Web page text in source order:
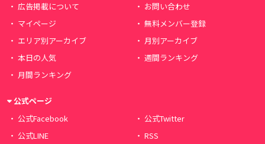
広告掲載について
お問い合わせ
マイページ
無料メンバー登録
エリア別アーカイブ
月別アーカイブ
本日の人気
週間ランキング
月間ランキング
公式ページ
公式Facebook
公式Twitter
公式LINE
RSS